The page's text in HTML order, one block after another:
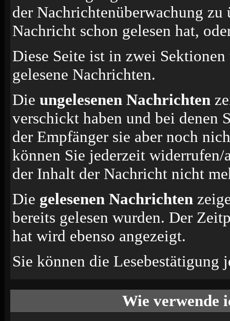
der Nachrichtenüberwachung
Nachricht schon gelesen hat,
Diese Seite ist in zwei
gelesene Nachrichten.
Die ungelesenen Nachrichten
verschickt haben und bei denen
der Empfänger sie aber noch
können Sie jederzeit
der Inhalt der Nachricht nicht
Die gelesenen Nachrichten
bereits gelesen wurden. Der
hat wird ebenso angezeigt.
Sie können die Lesebestätigung
Wie verwende